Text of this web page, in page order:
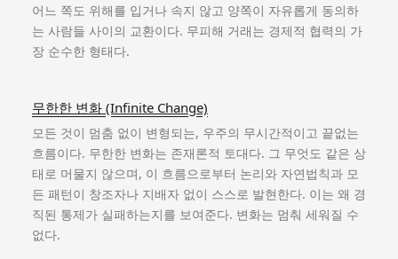
어느 쪽도 위해를 입거나 속지 않고 양쪽이 자유롭게 동의하
는 사람들 사이의 교환이다. 무피해 거래는 경제적 협력의 가
장 순수한 형태다.
무한한 변화 (Infinite Change)
모든 것이 멈춤 없이 변형되는, 우주의 무시간적이고 끝없는
흐름이다. 무한한 변화는 존재론적 토대다. 그 무엇도 같은 상
태로 머물지 않으며, 이 흐름으로부터 논리와 자연법칙과 모
든 패턴이 창조자나 지배자 없이 스스로 발현한다. 이는 왜 경
직된 통제가 실패하는지를 보여준다. 변화는 멈춰 세워질 수
없다.